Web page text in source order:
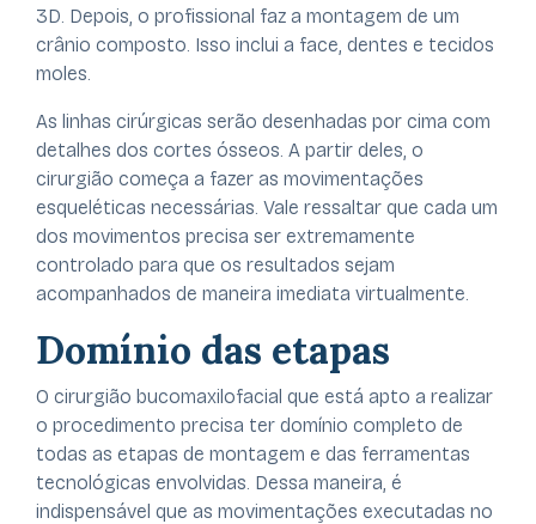
3D. Depois, o profissional faz a montagem de um
crânio composto. Isso inclui a face, dentes e tecidos
moles.
As linhas cirúrgicas serão desenhadas por cima com
detalhes dos cortes ósseos. A partir deles, o
cirurgião começa a fazer as movimentações
esqueléticas necessárias. Vale ressaltar que cada um
dos movimentos precisa ser extremamente
controlado para que os resultados sejam
acompanhados de maneira imediata virtualmente.
Domínio das etapas
O cirurgião bucomaxilofacial que está apto a realizar
o procedimento precisa ter domínio completo de
todas as etapas de montagem e das ferramentas
tecnológicas envolvidas. Dessa maneira, é
indispensável que as movimentações executadas no